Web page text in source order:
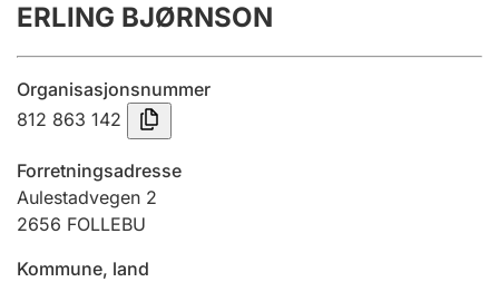
Årsrekneskap
Innsending og forseinkingsgebyr
Tinglysing
Jeger
ERLING BJØRNSON
Organisasjonsnummer
812 863 142
Forretningsadresse
Aulestadvegen 2
2656 FOLLEBU
Kommune, land